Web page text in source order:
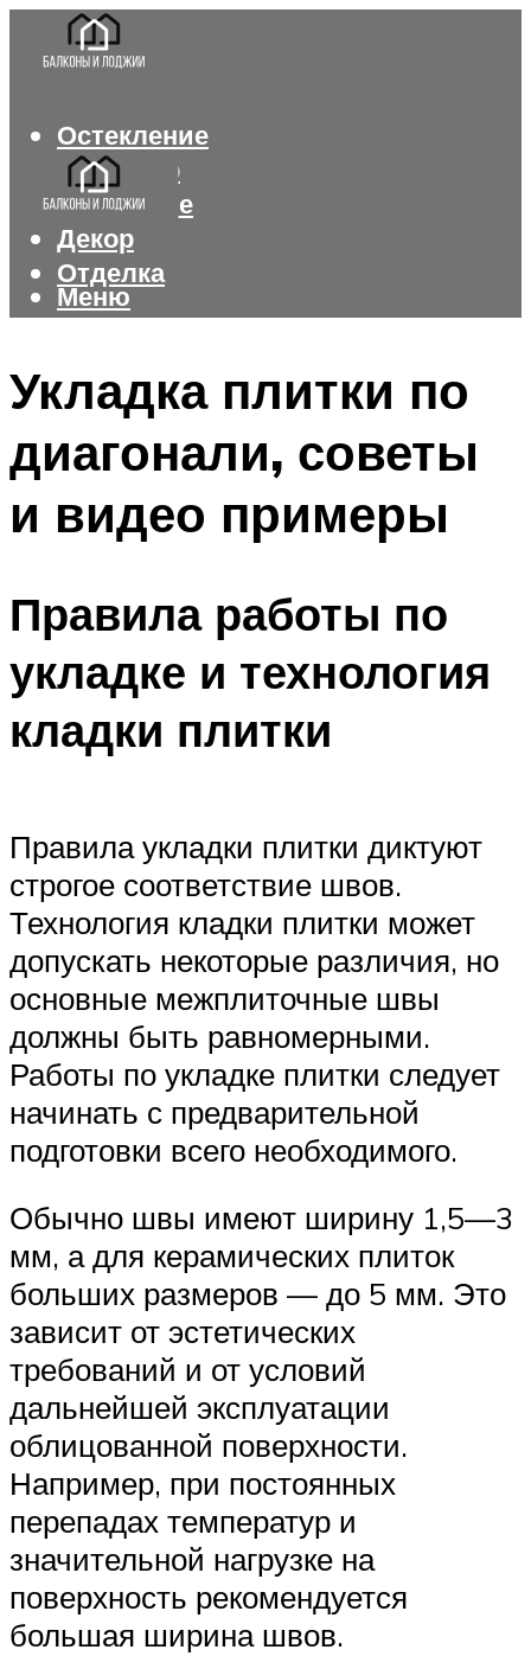
Остекление
Интерьер
Утепление
Декор
Отделка
Меню
Укладка плитки по
диагонали, советы
и видео примеры
Правила работы по
укладке и технология
кладки плитки
Правила укладки плитки диктуют
строгое соответствие швов.
Технология кладки плитки может
допускать некоторые различия, но
основные межплиточные швы
должны быть равномерными.
Работы по укладке плитки следует
начинать с предварительной
подготовки всего необходимого.
Обычно швы имеют ширину 1,5—3
мм, а для керамических плиток
больших размеров — до 5 мм. Это
зависит от эстетических
требований и от условий
дальнейшей эксплуатации
облицованной поверхности.
Например, при постоянных
перепадах температур и
значительной нагрузке на
поверхность рекомендуется
большая ширина швов.